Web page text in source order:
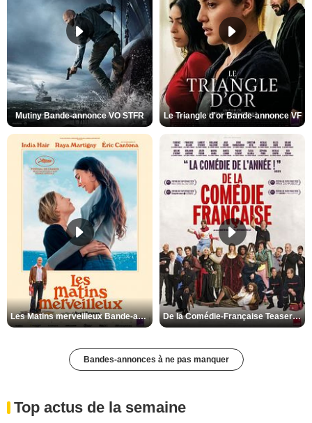
Mutiny Bande-annonce VO STFR Le Triangle d'or Bande-annonce VF
Les Matins merveilleux Bande-annonce VF De la Comédie-Française Teaser VF
Bandes-annonces à ne pas manquer
Top actus de la semaine